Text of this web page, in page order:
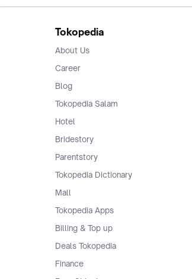
Tokopedia
About Us
Career
Blog
Tokopedia Salam
Hotel
Bridestory
Parentstory
Tokopedia Dictionary
Mall
Tokopedia Apps
Billing & Top up
Deals Tokopedia
Finance